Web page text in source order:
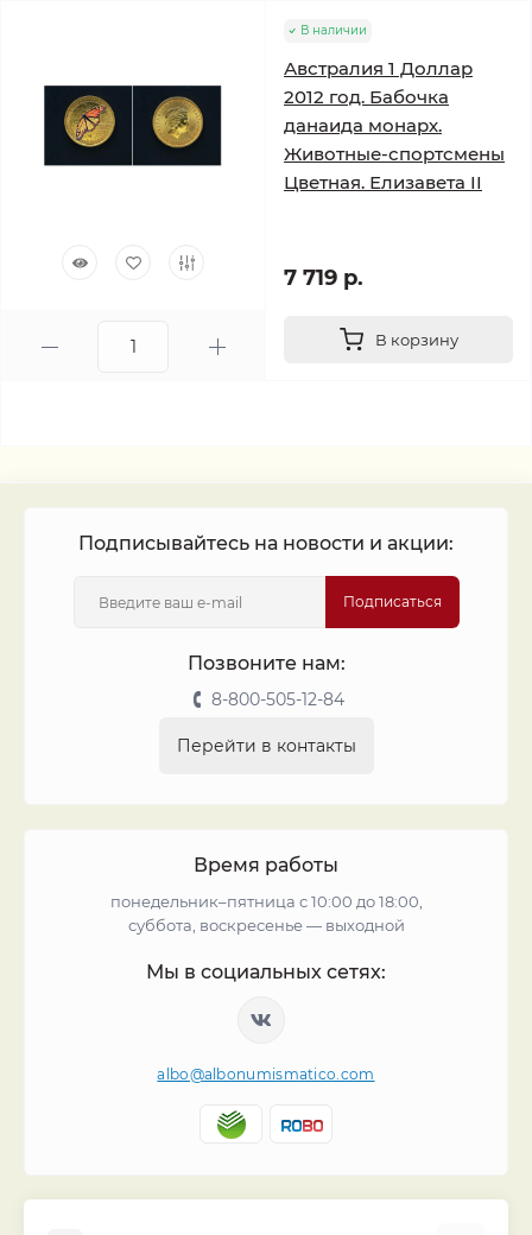
В наличии
Австралия 1 Доллар
2012 год. Бабочка
данаида монарх.
Животные-спортсмены
Цветная. Елизавета II
7 719 р.
В корзину
Подписывайтесь на новости и акции:
Подписаться
Позвоните нам:
8-800-505-12-84
Перейти в контакты
Время работы
понедельник–пятница с 10:00 до 18:00,
суббота, воскресенье — выходной
Мы в социальных сетях:
albo@albonumismatico.com